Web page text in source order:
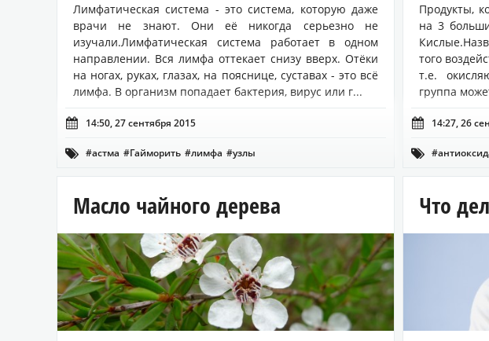
Лимфатическая система - это система, которую даже
врачи не знают. Они её никогда серьезно не
изучали.Лимфатическая система работает в одном
направлении. Вся лимфа оттекает снизу вверх. Отёки
на ногах, руках, глазах, на пояснице, суставах - это всё
лимфа. В организм попадает бактерия, вирус или г...
 14:50, 27 сентября 2015
 #астма #Гайморить #лимфа #узлы
Продукты,
на 3
того
т.е.
группа
 14:27, 26

Масло чайного дерева Что